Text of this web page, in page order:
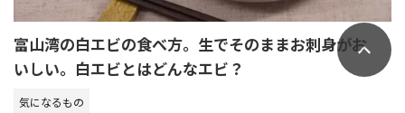
富山湾の白エビの食べ方。生でそのままお刺身がお
いしい。白エビとはどんなエビ？
気になるもの